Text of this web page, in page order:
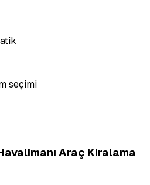
seçimi
Araç Kiralama